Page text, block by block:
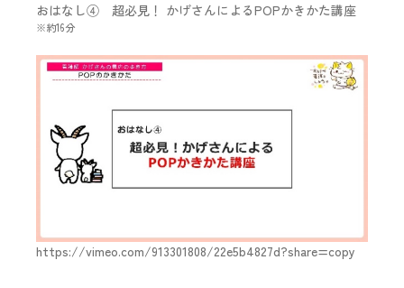
おはなし④ 超必見！ かげさんによるPOPかきかた講座
※約16分
https://vimeo.com/913301808/22e5b4827d?share=copy